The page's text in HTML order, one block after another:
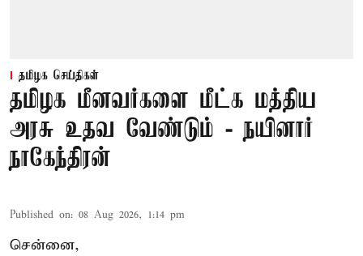
தமிழக செய்திகள்
தமிழக மீனவர்களை மீட்க மத்திய
அரசு உதவ வேண்டும் - நயினார்
நாகேந்திரன்
Published on: 08 Aug 2026, 1:14 pm
சென்னை,